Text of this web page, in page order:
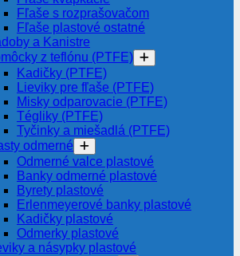
Fľaše s rozprašovačom
Fľaše plastové ostatné
a Kanistre
z teflónu (PTFE)
Kadičky (PTFE)
Lieviky pre fľaše (PTFE)
Misky odparovacie (PTFE)
Tégliky (PTFE)
Tyčinky a miešadlá (PTFE)
odmerné
Odmerné valce plastové
Banky odmerné plastové
Byrety plastové
Erlenmeyerové banky plastové
Kadičky plastové
Odmerky plastové
a násypky plastové